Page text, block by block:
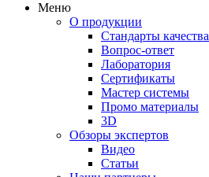
Меню
О продукции
Стандарты качества
Вопрос-ответ
Лаборатория
Сертификаты
Мастер системы
Промо материалы
3D
Обзоры экспертов
Видео
Статьи